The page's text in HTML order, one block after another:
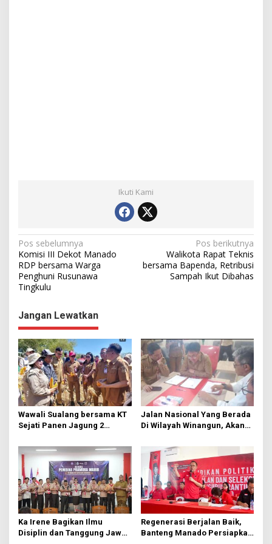
Ikuti Kami
N
a
v
g
a
s
i
p
o
s
Pos sebelumnya
Komisi III Dekot Manado
RDP bersama Warga
Penghuni Rusunawa
Tingkulu
Pos berikutnya
Walikota Rapat Teknis
bersama Bapenda, Retribusi
Sampah Ikut Dibahas
Jangan Lewatkan
Wawali Sualang bersama KT
Sejati Panen Jagung 2
Jalan Nasional Yang Berada
Di Wilayah Winangun, Akan
Ka Irene Bagikan Ilmu
Disiplin dan Tanggung Jawab
Regenerasi Berjalan Baik,
Banteng Manado Persiapkan